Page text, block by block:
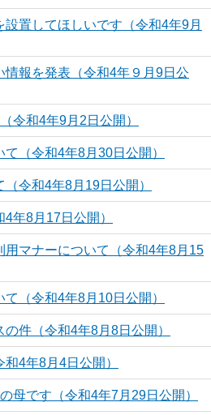
置してほしいです（令和4年9月
情報を発表（令和4年９月9日公
令和4年9月2日公開）
（令和4年8月30日公開）
令和4年8月19日公開）
年8月17日公開）
用マナーについて（令和4年8月15
（令和4年8月10日公開）
件（令和4年8月8日公開）
4年8月4日公開）
母です（令和4年7月29日公開）